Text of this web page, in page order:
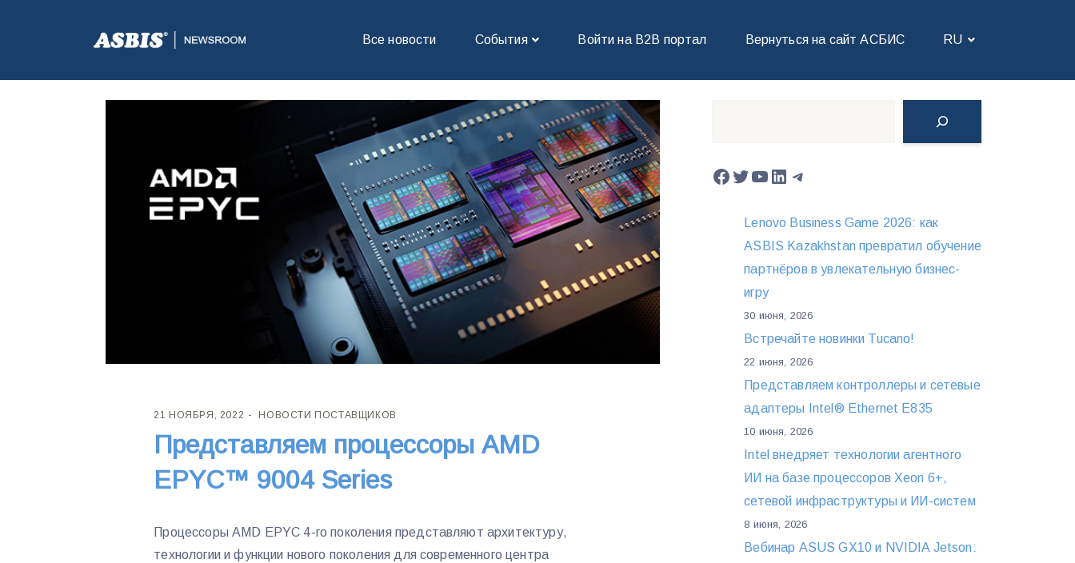
Все новости События Войти на В2В портал Вернуться на сайт АСБИС RU
21 НОЯБРЯ, 2022 НОВОСТИ ПОСТАВЩИКОВ
Представляем процессоры AMD
EPYC™ 9004 Series
Процессоры AMD EPYC 4-го поколения представляют архитектуру,
технологии и функции нового поколения для современного центра
Facebook
Twitter
YouTube
LinkedIn
Telegram
Lenovo Business Game 2026: как
ASBIS Kazakhstan превратил обучение
партнёров в увлекательную бизнес-
игру
30 июня, 2026
Встречайте новинки Tucano!
22 июня, 2026
Представляем контроллеры и сетевые
адаптеры Intel® Ethernet E835
10 июня, 2026
Intel внедряет технологии агентного
ИИ на базе процессоров Xeon 6+,
сетевой инфраструктуры и ИИ-систем
8 июня, 2026
Вебинар ASUS GX10 и NVIDIA Jetson: